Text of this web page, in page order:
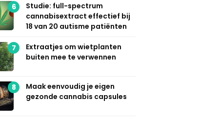
6
Studie: full-spectrum
cannabisextract effectief bij
18 van 20 autisme patiënten
7
Extraatjes om wietplanten
buiten mee te verwennen
8
Maak eenvoudig je eigen
gezonde cannabis capsules